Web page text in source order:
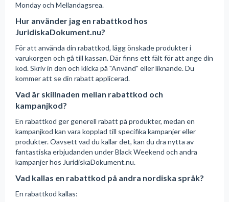
Monday och Mellandagsrea.
Hur använder jag en rabattkod hos
JuridiskaDokument.nu?
För att använda din rabattkod, lägg önskade produkter i
varukorgen och gå till kassan. Där finns ett fält för att ange din
kod. Skriv in den och klicka på "Använd" eller liknande. Du
kommer att se din rabatt applicerad.
Vad är skillnaden mellan rabattkod och
kampanjkod?
En rabattkod ger generell rabatt på produkter, medan en
kampanjkod kan vara kopplad till specifika kampanjer eller
produkter. Oavsett vad du kallar det, kan du dra nytta av
fantastiska erbjudanden under Black Weekend och andra
kampanjer hos JuridiskaDokument.nu.
Vad kallas en rabattkod på andra nordiska språk?
En rabattkod kallas: